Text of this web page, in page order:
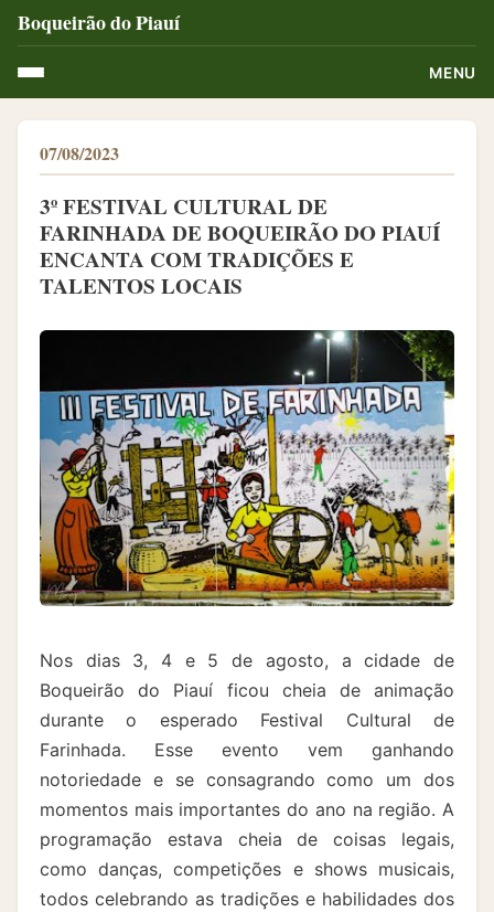
Boqueirão do Piauí
MENU
07/08/2023
3º FESTIVAL CULTURAL DE
FARINHADA DE BOQUEIRÃO DO PIAUÍ
ENCANTA COM TRADIÇÕES E
TALENTOS LOCAIS
Nos dias 3, 4 e 5 de agosto, a cidade de
Boqueirão do Piauí ficou cheia de animação
durante o esperado Festival Cultural de
Farinhada. Esse evento vem ganhando
notoriedade e se consagrando como um dos
momentos mais importantes do ano na região. A
programação estava cheia de coisas legais,
como danças, competições e shows musicais,
todos celebrando as tradições e habilidades dos